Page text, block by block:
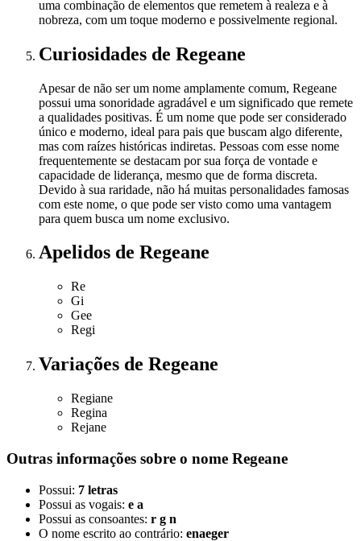
uma combinação de elementos que remetem à realeza e à
nobreza, com um toque moderno e possivelmente regional.
Curiosidades de Regeane
Apesar de não ser um nome amplamente comum, Regeane
possui uma sonoridade agradável e um significado que remete
a qualidades positivas. É um nome que pode ser considerado
único e moderno, ideal para pais que buscam algo diferente,
mas com raízes históricas indiretas. Pessoas com esse nome
frequentemente se destacam por sua força de vontade e
capacidade de liderança, mesmo que de forma discreta.
Devido à sua raridade, não há muitas personalidades famosas
com este nome, o que pode ser visto como uma vantagem
para quem busca um nome exclusivo.
Apelidos de Regeane
Re
Gi
Gee
Regi
Variações de Regeane
Regiane
Regina
Rejane
Outras informações sobre o nome Regeane
Possui: 7 letras
Possui as vogais: e a
Possui as consoantes: r g n
O nome escrito ao contrário: enaeger